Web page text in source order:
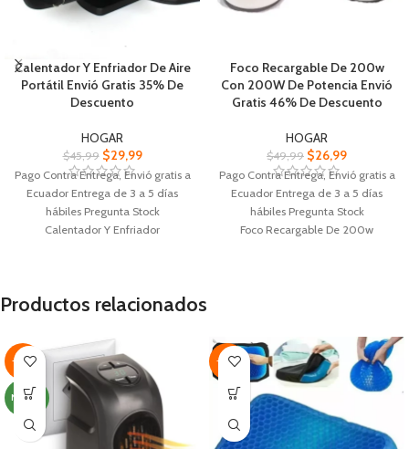
Calentador Y Enfriador De Aire
Portátil Envió Gratis 35% De
Descuento
HOGAR
$45,99 $29,99
Pago Contra Entrega, Envió gratis a
Ecuador Entrega de 3 a 5 días
hábiles Pregunta Stock
Calentador Y Enfriador
aire de la habitación,
Su tamaño compacto lo hace fácil
de mover de una habitación o
puedes llevarlo en viajes
Su diseño es atractivo, moderno
encaja muy bien con la decoración
del hogar o la oficina
Foco Recargable De 200w
Con 200W De Potencia Envió
Gratis 46% De Descuento
HOGAR
$49,99 $26,99
Pago Contra Entrega, Envió gratis a
Ecuador Entrega de 3 a 5 días
hábiles Pregunta Stock
Foco Recargable De 200w
Permiten hasta 6-8 horas de uso
continuo dependiendo de la
intensidad de luz y el tipo
Tecnología LED, que ofrece mayor
eficiencia energética, menor
consumo y una vida útil
Productos relacionados
-32%
NUEVO
-35%